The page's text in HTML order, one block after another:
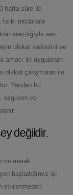
hafta süre ile
fiziki müdahale
aracılığıyla ses,
dikkat kalitesini ve
amacı ile uygulanan
dikkat çalışmaları ile
Yapılan bu
özgüven ve
değildir.
ve merak
başladığımız işi
etkilenmeden